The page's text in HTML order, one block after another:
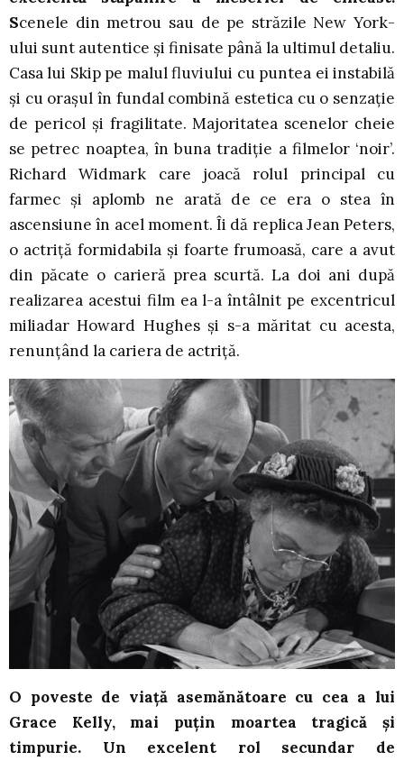
Scenele din metrou sau de pe străzile New York-
ului sunt autentice și finisate până la ultimul detaliu.
Casa lui Skip pe malul fluviului cu puntea ei instabilă
și cu orașul în fundal combină estetica cu o senzație
de pericol și fragilitate. Majoritatea scenelor cheie
se petrec noaptea, în buna tradiție a filmelor ‘noir’.
Richard Widmark care joacă rolul principal cu
farmec și aplomb ne arată de ce era o stea în
ascensiune în acel moment. Îi dă replica Jean Peters,
o actriță formidabila și foarte frumoasă, care a avut
din păcate o carieră prea scurtă. La doi ani după
realizarea acestui film ea l-a întâlnit pe excentricul
miliadar Howard Hughes și s-a măritat cu acesta,
renunțând la cariera de actriță.
O poveste de viață asemănătoare cu cea a lui
Grace Kelly, mai puțin moartea tragică și
timpurie. Un excelent rol secundar de